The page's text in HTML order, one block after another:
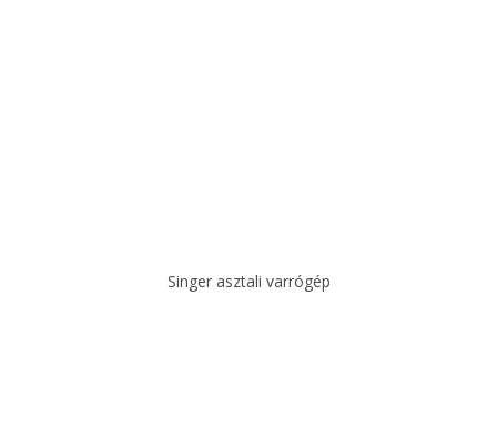
Singer asztali varrógép